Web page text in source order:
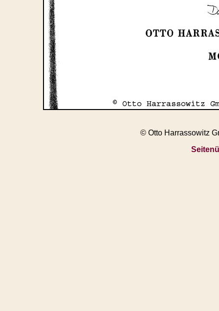
© Otto Harrassowitz